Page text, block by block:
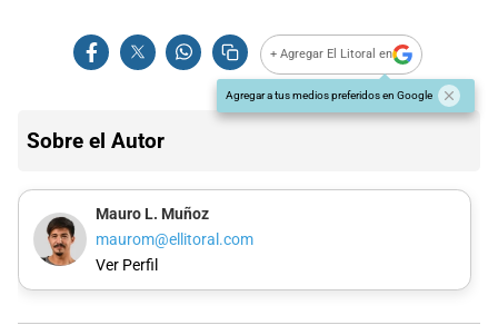
+ Agregar El Litoral en
Agregar a tus medios preferidos en Google
Sobre el Autor
Mauro L. Muñoz
maurom@ellitoral.com
Ver Perfil